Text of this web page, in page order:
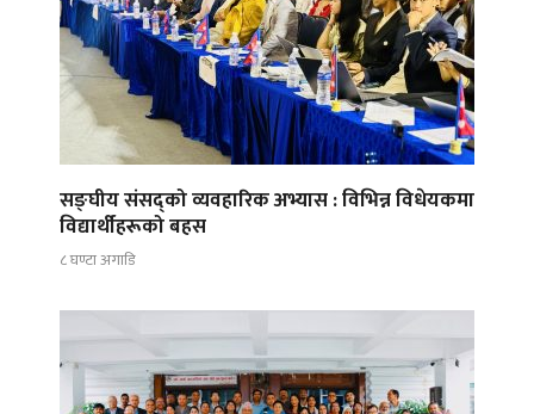
सङ्घीय संसद्को व्यवहारिक अभ्यास : विभिन्न विधेयकमा
विद्यार्थीहरूको बहस
८ घण्टा अगाडि